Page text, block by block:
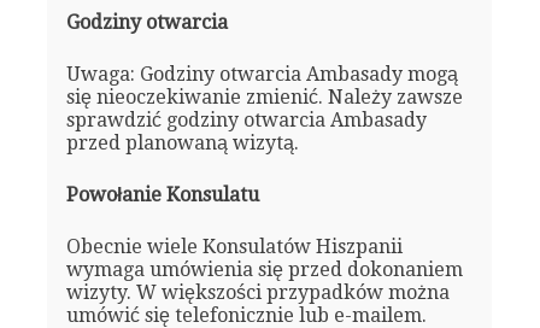
Godziny otwarcia
Uwaga: Godziny otwarcia Ambasady mogą
się nieoczekiwanie zmienić. Należy zawsze
sprawdzić godziny otwarcia Ambasady
przed planowaną wizytą.
Powołanie Konsulatu
Obecnie wiele Konsulatów Hiszpanii
wymaga umówienia się przed dokonaniem
wizyty. W większości przypadków można
umówić się telefonicznie lub e-mailem.